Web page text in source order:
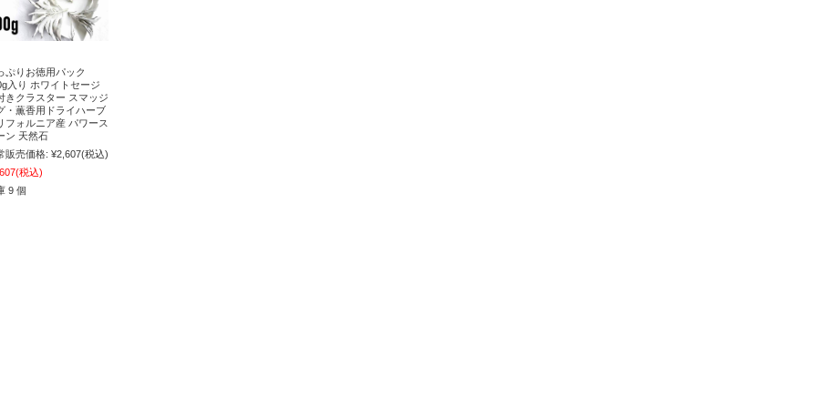
ぷりお徳用パック
入り ホワイトセージ
きクラスター スマッジ
・薫香用ドライハーブ
フォルニア産 パワース
ン 天然石
販売価格: ¥2,607(税込)
(税込)
9 個